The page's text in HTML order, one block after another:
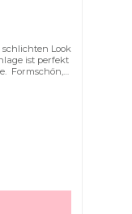
Look
ist perfekt
Formschön,